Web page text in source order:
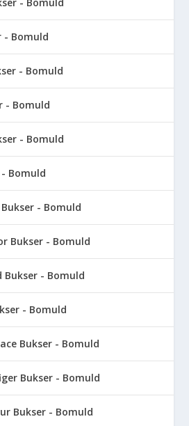
- Bomuld
- Bomuld
- Bomuld
- Bomuld
Bomuld
- Bomuld
Bukser - Bomuld
Bukser - Bomuld
- Bomuld
Bukser - Bomuld
Bukser - Bomuld
Bukser - Bomuld